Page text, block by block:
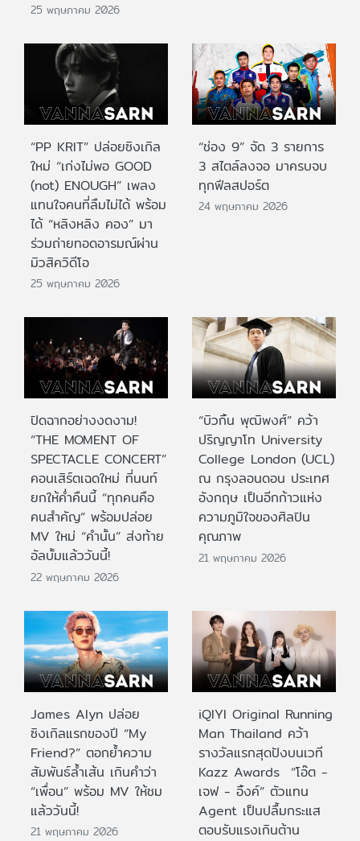
25 พฤษภาคม 2026
“PP KRIT” ปล่อยซิงเกิล
ใหม่ “เก่งไม่พอ GOOD
(not) ENOUGH” เพลง
แทนใจคนที่ลืมไม่ได้ พร้อม
ได้ “หลิงหลิง คอง” มา
ร่วมถ่ายทอดอารมณ์ผ่าน
มิวสิควิดีโอ
25 พฤษภาคม 2026
“ช่อง 9” จัด 3 รายการ
3 สไตล์ลงจอ มาครบจบ
ทุกฟีลสปอร์ต
24 พฤษภาคม 2026
ปิดฉากอย่างงดงาม!
“THE MOMENT OF
SPECTACLE CONCERT”
คอนเสิร์ตเฉดใหม่ ที่นนท์
ยกให้ค่ำคืนนี้ “ทุกคนคือ
คนสำคัญ” พร้อมปล่อย
MV ใหม่ “คำนั้น” ส่งท้าย
อัลบั้มแล้ววันนี้!
22 พฤษภาคม 2026
“บิวกิ้น พุฒิพงศ์” คว้า
ปริญญาโท University
College London (UCL)
ณ กรุงลอนดอน ประเทศ
อังกฤษ เป็นอีกก้าวแห่ง
ความภูมิใจของศิลปิน
คุณภาพ
21 พฤษภาคม 2026
James Alyn ปล่อย
ซิงเกิลแรกของปี “My
Friend?” ตอกย้ำความ
สัมพันธ์ล้ำเส้น เกินคำว่า
“เพื่อน” พร้อม MV ให้ชม
แล้ววันนี้!
21 พฤษภาคม 2026
iQIYI Original Running
Man Thailand คว้า
รางวัลแรกสุดปังบนเวที
Kazz Awards “โอ๊ต -
เจฟ - อิ้งค์” ตัวแทน
Agent เป็นปลื้มกระแส
ตอบรับแรงเกินต้าน